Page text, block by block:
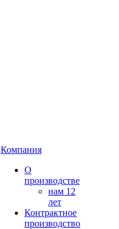
Компания
О
производстве
нам 12
лет
Контрактное
производство